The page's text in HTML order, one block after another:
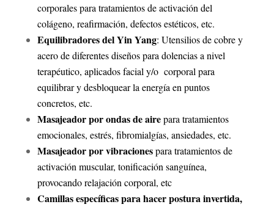
corporales para tratamientos de activación del
colágeno, reafirmación, defectos estéticos, etc.
Equilibradores del Yin Yang: Utensilios de cobre y
acero de diferentes diseños para dolencias anivel
terapéutico, aplicados facial y/o corporal para
equilibrar y desbloquear la energía en puntos
concretos, etc.
Masajeador por ondas de airepara tratamientos
emocionales, estrés, fibromialgías, ansiedades, etc.
Masajeador por vibracionespara tratamientos de
activación muscular, tonificación sanguínea,
provocando relajación corporal, etc
Camillas específicas para hacer postura invertida,